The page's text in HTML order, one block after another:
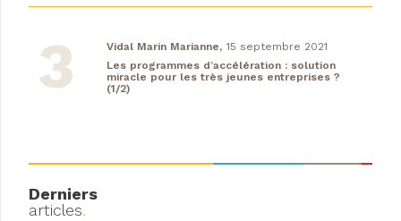
Vidal Marin Marianne, 15 septembre 2021
Les programmes d’accélération : solution
miracle pour les très jeunes entreprises ?
(1/2)
Derniers
articles.